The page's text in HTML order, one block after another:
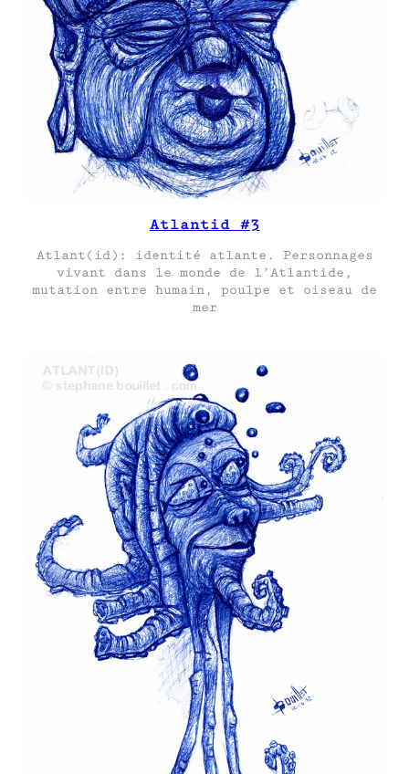
Atlantid #3
Atlant(id): identité atlante. Personnages
vivant dans le monde de l’Atlantide,
mutation entre humain, poulpe et oiseau de
mer